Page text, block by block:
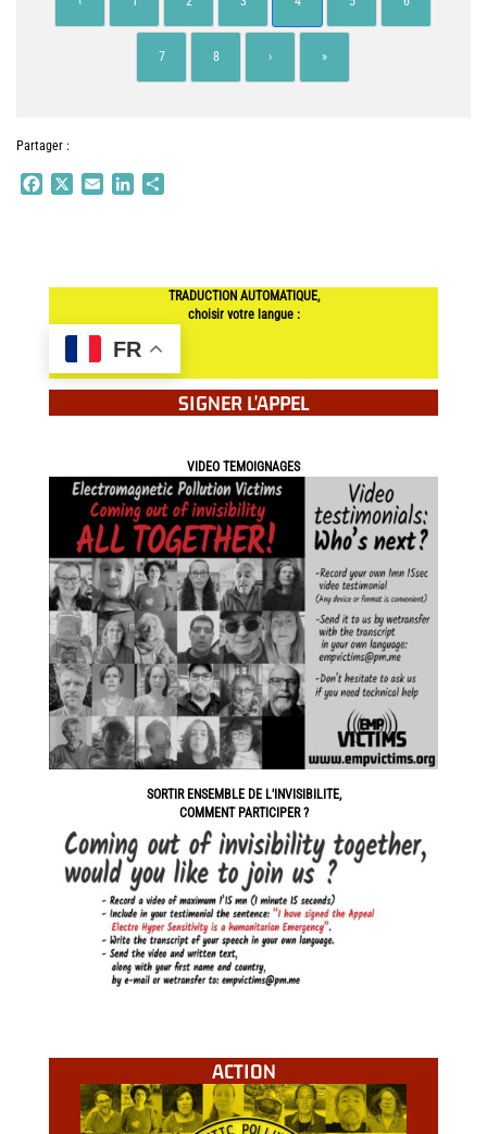
7 8 › »
Partager :
Facebook Email LinkedIn
TRADUCTION AUTOMATIQUE,
choisir votre langue :
FR
SIGNER L'APPEL
VIDEO TEMOIGNAGES
SORTIR ENSEMBLE DE L'INVISIBILITE,
COMMENT PARTICIPER ?
ACTION